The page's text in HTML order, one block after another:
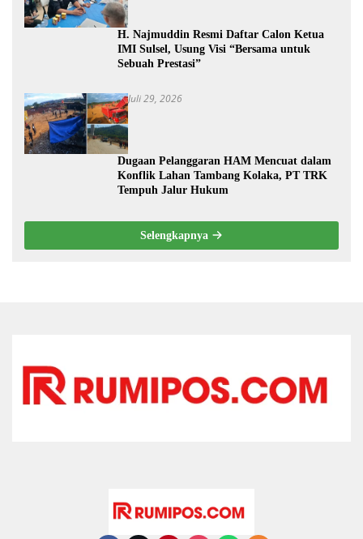
H. Najmuddin Resmi Daftar Calon Ketua
IMI Sulsel, Usung Visi “Bersama untuk
Sebuah Prestasi”
Juli 29, 2026
Dugaan Pelanggaran HAM Mencuat dalam
Konflik Lahan Tambang Kolaka, PT TRK
Tempuh Jalur Hukum
Selengkapnya